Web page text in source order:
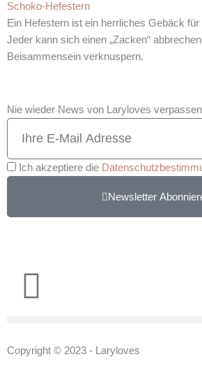
Schoko-Hefestern
Ein Hefestern ist ein herrliches Gebäck
Jeder kann sich einen „Zacken“
Beisammensein verknuspern.
Nie wieder News von Laryloves verpassen
Ich akzeptiere die
Newsletter
Copyright © 2023 - Laryloves